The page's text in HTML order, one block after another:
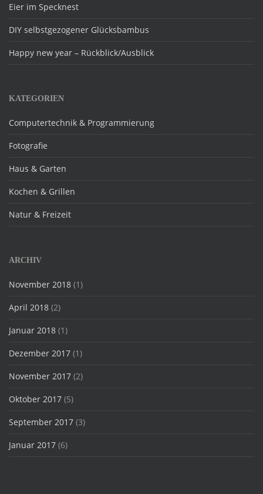
Eier im Specknest
DIY selbstgezogener Glücksbambus
Happy new year – Rückblick/Ausblick
KATEGORIEN
Computertechnik & Programmierung
Fotografie
Haus & Garten
Kochen & Grillen
Natur & Freizeit
ARCHIV
November 2018 (1)
April 2018 (2)
Januar 2018 (1)
Dezember 2017 (1)
November 2017 (2)
Oktober 2017 (5)
September 2017 (3)
Januar 2017 (6)